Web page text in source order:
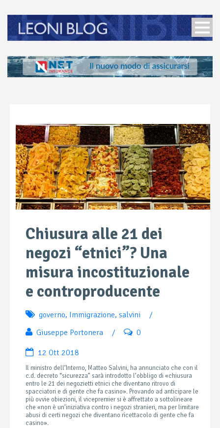
Chiusura alle 21 dei
negozi “etnici”? Una
misura incostituzionale
e controproducente
governo, Immigrazione, salvini
/
Giuseppe Portonera
/ 0
12 Ott 2018
Il ministro dell’Interno, Matteo Salvini, ha annunciato che con il
c.d. decreto “sicurezza” sarà introdotto l’obbligo di «chiusura
entro le 21 dei negozietti etnici che diventano ritrovo di
spacciatori e di gente che fa casino». Provando ad anticipare le
più ovvie obiezioni, il vicepremier si è affrettato a sottolineare
che «non è un’iniziativa contro i negozi stranieri, ma per limitare
abusi di certi negozi che diventano ricettacolo di gente che fa
casino».